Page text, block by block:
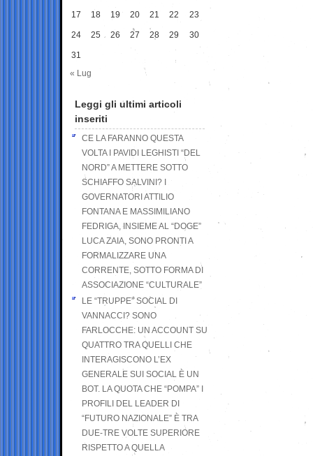
17 18 19 20 21 22 23
24 25 26 27 28 29 30
31
« Lug
Leggi gli ultimi articoli
inseriti
CE LA FARANNO QUESTA
VOLTA I PAVIDI LEGHISTI “DEL
NORD” A METTERE SOTTO
SCHIAFFO SALVINI? I
GOVERNATORI ATTILIO
FONTANA E MASSIMILIANO
FEDRIGA, INSIEME AL “DOGE”
LUCA ZAIA, SONO PRONTI A
FORMALIZZARE UNA
CORRENTE, SOTTO FORMA DI
ASSOCIAZIONE “CULTURALE”
LE “TRUPPE” SOCIAL DI
VANNACCI? SONO
FARLOCCHE: UN ACCOUNT SU
QUATTRO TRA QUELLI CHE
INTERAGISCONO L’EX
GENERALE SUI SOCIAL È UN
BOT. LA QUOTA CHE “POMPA” I
PROFILI DEL LEADER DI
“FUTURO NAZIONALE” È TRA
DUE-TRE VOLTE SUPERIORE
RISPETTO A QUELLA